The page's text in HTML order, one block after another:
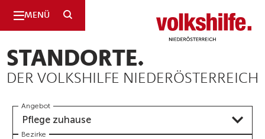
MENÜ SUCHE Niederösterreich
STANDORTE.
DER VOLKSHILFE NIEDERÖSTERREICH
Angebot
Pflege zuhause
Bezirke